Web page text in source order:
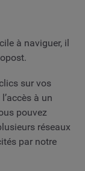
à naviguer, il
sur vos
à un
pouvez
réseaux
par notre